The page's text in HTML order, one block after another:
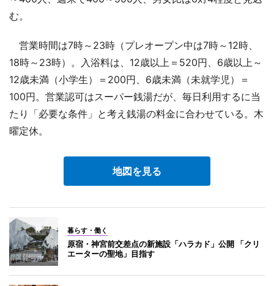
む。
営業時間は7時～23時（プレオープン中は7時～12時、
18時～23時）。入浴料は、12歳以上＝520円、6歳以上～
12歳未満（小学生）＝200円、6歳未満（未就学児）＝
100円。営業認可はスーパー銭湯だが、毎日利用するに当
たり「必要な条件」と考え銭湯の料金に合わせている。木
曜定休。
地図を見る
暮らす・働く
原宿・神宮前交差点の新施設「ハラカド」公開 「クリ
エーターの聖地」目指す